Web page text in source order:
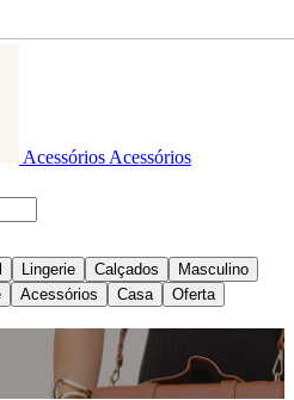
Acessórios Acessórios
Lingerie Calçados
Masculino
Acessórios Casa Oferta